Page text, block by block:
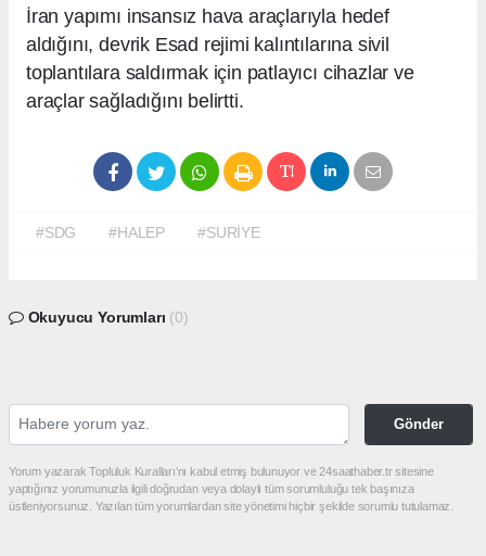
İran yapımı insansız hava araçlarıyla hedef
aldığını, devrik Esad rejimi kalıntılarına sivil
toplantılara saldırmak için patlayıcı cihazlar ve
araçlar sağladığını belirtti.
#SDG #HALEP #SURİYE
Okuyucu Yorumları (0)
Gönder
Yorum yazarak Topluluk Kuralları’nı kabul etmiş bulunuyor ve 24saathaber.tr sitesine
yaptığınız yorumunuzla ilgili doğrudan veya dolaylı tüm sorumluluğu tek başınıza
üstleniyorsunuz. Yazılan tüm yorumlardan site yönetimi hiçbir şekilde sorumlu tutulamaz.